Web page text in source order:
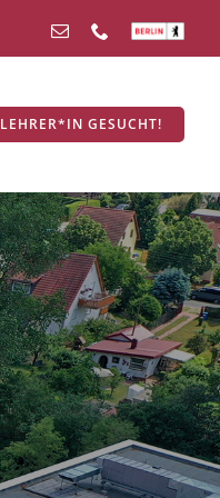
E-
Telefon
LEHRER*IN GESUCHT!